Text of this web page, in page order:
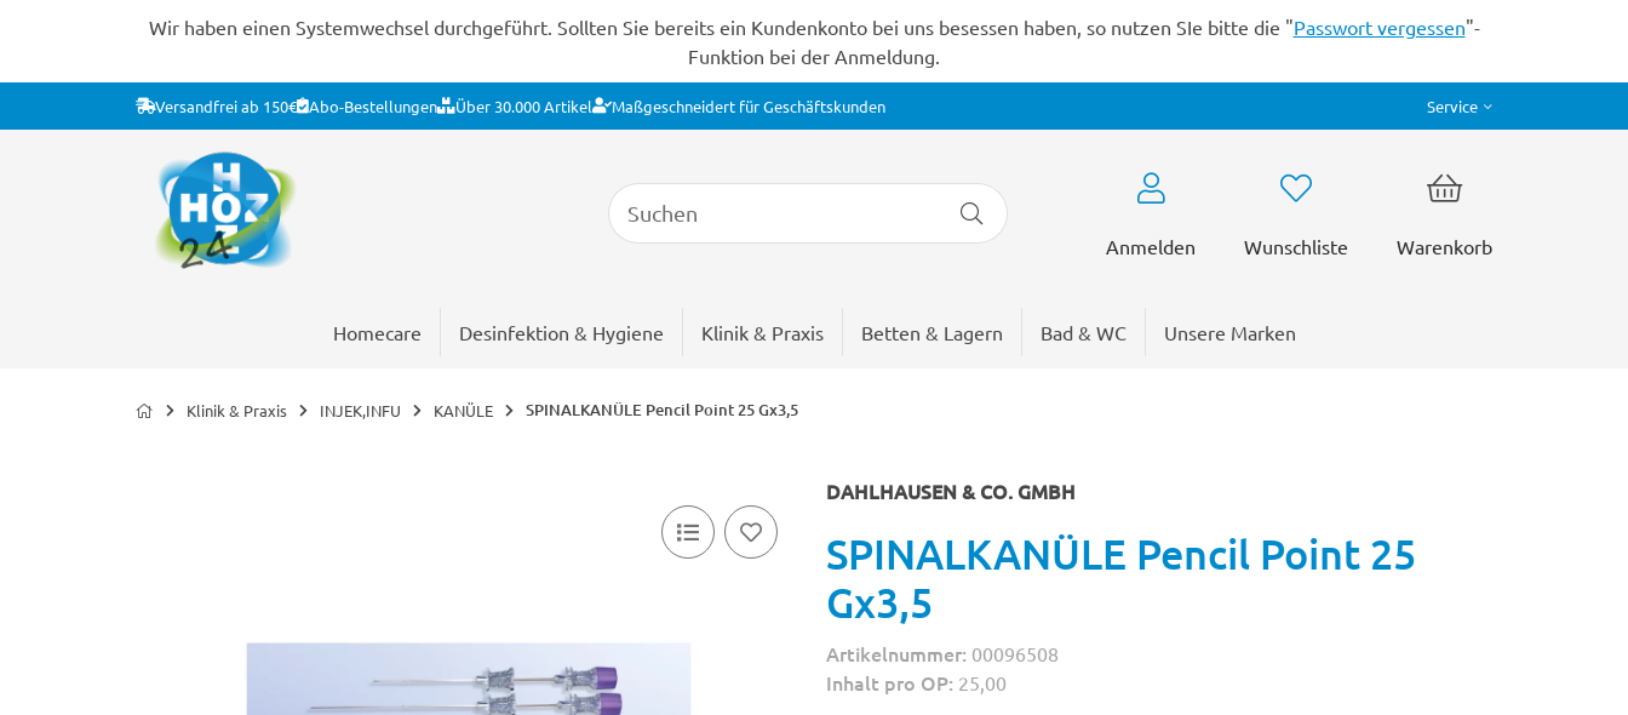
Wir haben einen Systemwechsel durchgeführt. Sollten Sie bereits ein Kundenkonto bei uns besessen haben, so nutzen SIe bitte die "Passwort vergessen"-
Funktion bei der Anmeldung.
Versandfrei ab 150€ Abo-Bestellungen Über 30.000 Artikel Maßgeschneidert für Geschäftskunden Service
Anmelden Wunschliste Warenkorb
Homecare Desinfektion & Hygiene Klinik & Praxis Betten & Lagern Bad & WC Unsere Marken
Klinik & Praxis INJEK,INFU KANÜLE SPINALKANÜLE Pencil Point 25 Gx3,5
DAHLHAUSEN & CO. GMBH
SPINALKANÜLE Pencil Point 25
Gx3,5
Artikelnummer: 00096508
Inhalt pro OP: 25,00